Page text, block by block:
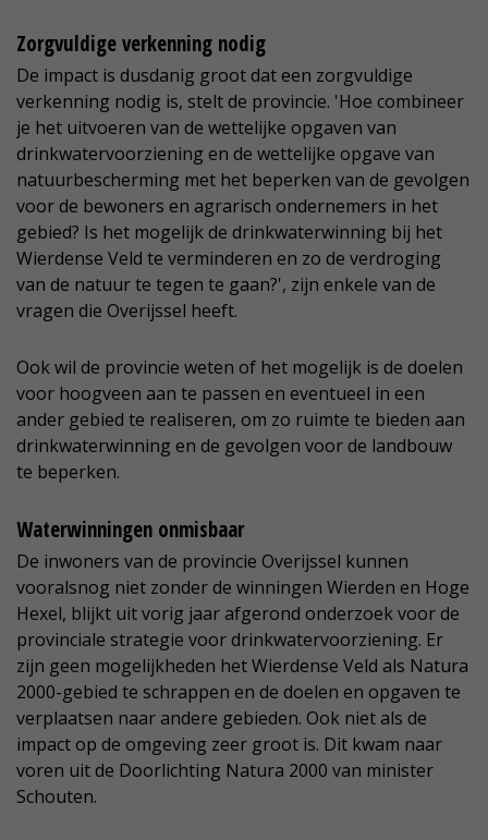
Zorgvuldige verkenning nodig
De impact is dusdanig groot dat een zorgvuldige
verkenning nodig is, stelt de provincie. 'Hoe combineer
je het uitvoeren van de wettelijke opgaven van
drinkwatervoorziening en de wettelijke opgave van
natuurbescherming met het beperken van de gevolgen
voor de bewoners en agrarisch ondernemers in het
gebied? Is het mogelijk de drinkwaterwinning bij het
Wierdense Veld te verminderen en zo de verdroging
van de natuur te tegen te gaan?', zijn enkele van de
vragen die Overijssel heeft.
Ook wil de provincie weten of het mogelijk is de doelen
voor hoogveen aan te passen en eventueel in een
ander gebied te realiseren, om zo ruimte te bieden aan
drinkwaterwinning en de gevolgen voor de landbouw
te beperken.
Waterwinningen onmisbaar
De inwoners van de provincie Overijssel kunnen
vooralsnog niet zonder de winningen Wierden en Hoge
Hexel, blijkt uit vorig jaar afgerond onderzoek voor de
provinciale strategie voor drinkwatervoorziening. Er
zijn geen mogelijkheden het Wierdense Veld als Natura
2000-gebied te schrappen en de doelen en opgaven te
verplaatsen naar andere gebieden. Ook niet als de
impact op de omgeving zeer groot is. Dit kwam naar
voren uit de Doorlichting Natura 2000 van minister
Schouten.